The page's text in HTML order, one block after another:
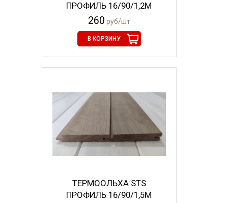
ПРОФИЛЬ 16/90/1,2М
260 руб/шт
В КОРЗИНУ
ТЕРМООЛЬХА STS
ПРОФИЛЬ 16/90/1,5М